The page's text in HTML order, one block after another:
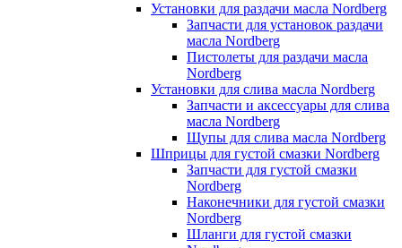
Установки для раздачи масла Nordberg
Запчасти для установок раздачи
масла Nordberg
Пистолеты для раздачи масла
Nordberg
Установки для слива масла Nordberg
Запчасти и аксессуары для слива
масла Nordberg
Щупы для слива масла Nordberg
Шприцы для густой смазки Nordberg
Запчасти для густой смазки
Nordberg
Наконечники для густой смазки
Nordberg
Шланги для густой смазки